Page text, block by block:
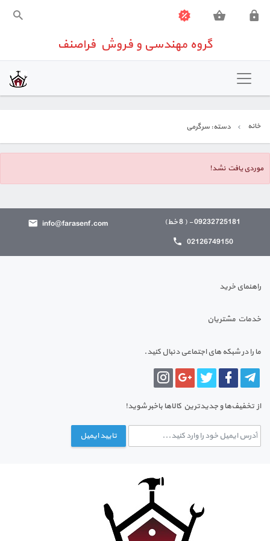
گروه مهندسی و فروش فراصنف
خانه
تجهیزات اندازه گیری
تعمیرات تخصصی تجهیزات کنترلی
تماس باما
گروه مهندسی و فروش فراصنف
خانه دسته: سرگرمی
موردی یافت نشد!
09232725181 - ( 8 خط)
02126749150
info@farasenf.com
راهنمای خرید
خدمات مشتریان
ما را در شبکه های اجتماعی دنبال کنید.
از تخفیف‌ها و جدیدترین‌ کالاها باخبر شوید!
تایید ایمیل